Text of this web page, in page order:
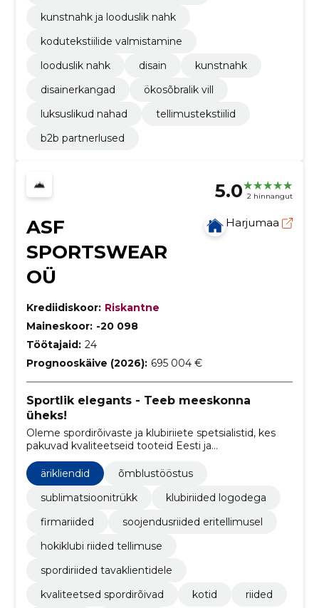
kunstnahk ja looduslik nahk
kodutekstiilide valmistamine
looduslik nahk
disain
kunstnahk
disainerkangad
ökosõbralik vill
luksuslikud nahad
tellimustekstiilid
b2b partnerlused
5.0 2 hinnangut
ASF
SPORTSWEAR
OÜ
Harjumaa
Krediidiskoor: Riskantne
Maineskoor: -20 098
Töötajaid: 24
Prognooskäive (2026): 695 004 €
Sportlik elegants - Teeb meeskonna
üheks!
Oleme spordirõivaste ja klubiriiete spetsialistid, kes
pakuvad kvaliteetseid tooteid Eesti ja
leiate spordirõivaid logodega, firmariideid ja
soojendusriideid.
ärikliendid
õmblustööstus
sublimatsioonitrükk
klubiriided logodega
firmariided
soojendusriided eritellimusel
hokiklubi riided tellimuse
spordiriided tavaklientidele
kvaliteetsed spordirõivad
kotid riided